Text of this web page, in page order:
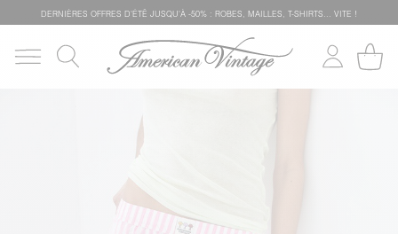
DERNIÈRES OFFRES D'ÉTÊ JUSQU'À -50% : ROBES, MAILLES, T-SHIRTS... VITE !